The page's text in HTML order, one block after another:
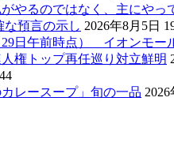
るのではなく、主にやっ
預言の示し 2026年8月5日
日午前時点） イオンモー
権トップ再任巡り対立鮮明
レースープ」旬の一品